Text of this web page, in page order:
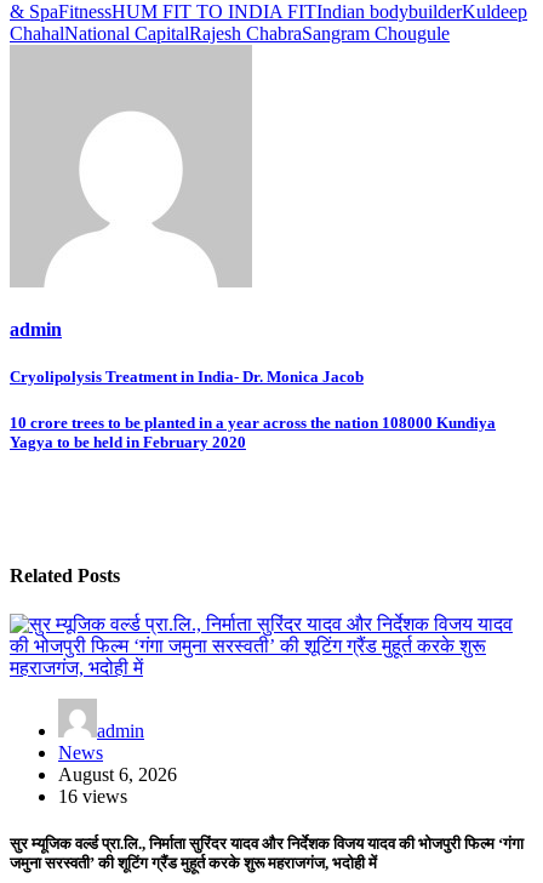
& SpaFitnessHUM FIT TO INDIA FITIndian bodybuilderKuldeep
ChahalNational CapitalRajesh ChabraSangram Chougule
admin
Post
navigation
Cryolipolysis Treatment in India- Dr. Monica Jacob
10 crore trees to be planted in a year across the nation 108000 Kundiya
Yagya to be held in February 2020
Related Posts
admin
News
August 6, 2026
16 views
सुर म्यूजिक वर्ल्ड प्रा.लि., निर्माता सुरिंदर यादव और निर्देशक विजय यादव की भोजपुरी फिल्म ‘गंगा
जमुना सरस्वती’ की शूटिंग ग्रैंड मुहूर्त करके शुरू महराजगंज, भदोही में